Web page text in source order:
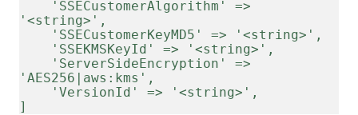
'<string>',
    'SSECustomerKeyMD5' => '<string>',
    'SSEKMSKeyId' => '<string>',
'AES256|aws:kms',
    'VersionId' => '<string>',
]